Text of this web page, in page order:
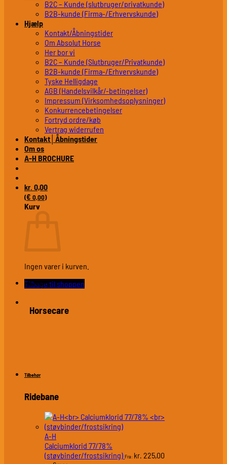
B2C – Kunde (slutbruger/privatkunde)
B2B-kunde (Firma-/Erhvervskunde)
Hjælp
Kontakt/Åbningstider
Om Absolut Horse
Her bor vi
B2C – Kunde (Slutbruger/Privatkunde)
B2B-kunde (Firma-/Erhvervskunde)
Tyske Helligdage
AGB (Handelsvilkår/-betingelser)
Impressum (Virksomhedsoplysninger)
Konkurrencebetingelser
Fortryd ordre/køb
Vertrag widerrufen
Kontakt│Åbningstider
Om os
A-H BROCHURE
kr. 0,00
(€ 0,00)
Kurv
Ingen varer i kurven.
Tilbage til shoppen
Plejemidler
Horsecare
Tilbehør
Ridebane
A-H
Calciumklorid 77/78%
(støvbinder/frostsikring) Fra: kr. 225,00